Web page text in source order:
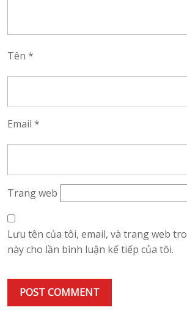
Tên *
Email *
Trang web
Lưu tên của tôi, email, và trang web
này cho lần bình luận kế tiếp của tôi.